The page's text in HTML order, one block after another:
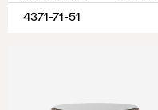
4371-71-51